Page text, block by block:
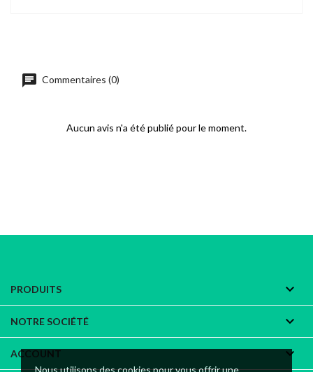
Nous utilisons des cookies pour vous offrir une
chat Commentaires (0)
Aucun avis n'a été publié pour le moment.
PRODUITS 
NOTRE SOCIÉTÉ 
ACCOUNT 